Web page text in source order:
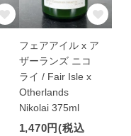
フェアアイル x ア
ザーランズ ニコ
ライ / Fair Isle x
Otherlands
Nikolai 375ml
1,470円(税込